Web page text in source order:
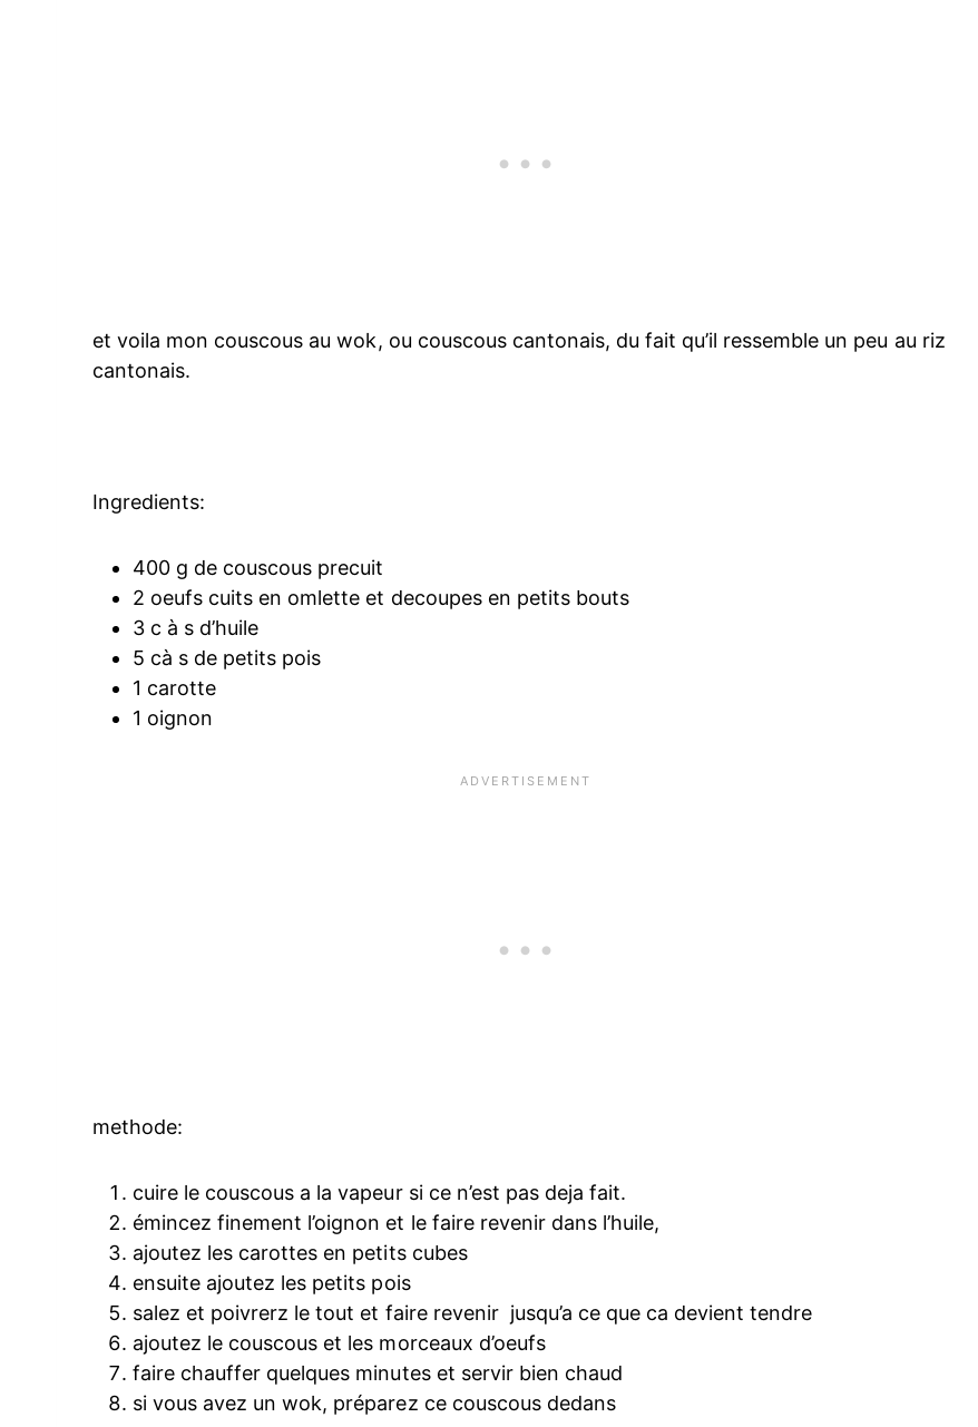
et voila mon couscous au wok, ou couscous cantonais, du fait qu’il ressemble un peu au riz
cantonais.
Ingredients:
400 g de couscous precuit
2 oeufs cuits en omlette et decoupes en petits bouts
3 c à s d’huile
5 cà s de petits pois
1 carotte
1 oignon
methode:
cuire le couscous a la vapeur si ce n’est pas deja fait.
émincez finement l’oignon et le faire revenir dans l’huile,
ajoutez les carottes en petits cubes
ensuite ajoutez les petits pois
salez et poivrerz le tout et faire revenir jusqu’a ce que ca devient tendre
ajoutez le couscous et les morceaux d’oeufs
faire chauffer quelques minutes et servir bien chaud
si vous avez un wok, préparez ce couscous dedans